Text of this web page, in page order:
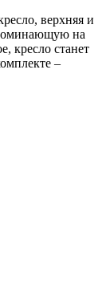
верхняя и
на
кресло станет
–